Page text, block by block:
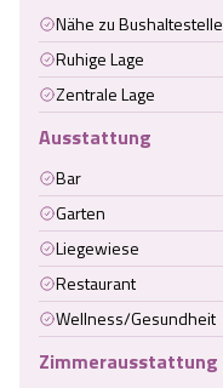
Nähe zu Bushaltestelle
Ruhige Lage
Zentrale Lage
Ausstattung
Bar
Garten
Liegewiese
Restaurant
Wellness/Gesundheit
Zimmerausstattung